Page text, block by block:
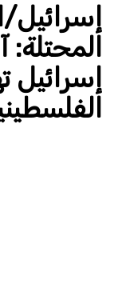
إسرائيل/
المحتلة:
إسرائيل